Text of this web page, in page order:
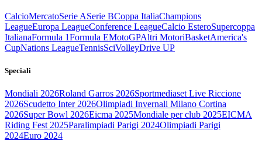
CalcioMercatoSerie ASerie BCoppa ItaliaChampions
LeagueEuropa LeagueConference LeagueCalcio EsteroSupercoppa
ItalianaFormula 1Formula EMotoGPAltri MotoriBasketAmerica's
CupNations LeagueTennisSciVolleyDrive UP
Speciali
Mondiali 2026Roland Garros 2026Sportmediaset Live Riccione
2026Scudetto Inter 2026Olimpiadi Invernali Milano Cortina
2026Super Bowl 2026Eicma 2025Mondiale per club 2025EICMA
Riding Fest 2025Paralimpiadi Parigi 2024Olimpiadi Parigi
2024Euro 2024